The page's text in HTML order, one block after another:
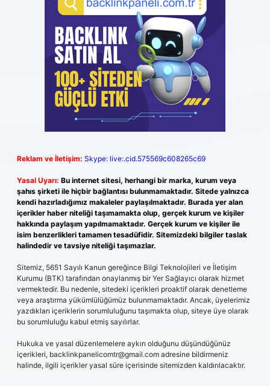
Reklam ve İletişim: Skype: live:.cid.575569c608265c69
Yasal Uyarı: Bu internet sitesi, herhangi bir marka, kurum veya
şahıs şirketi ile hiçbir bağlantısı bulunmamaktadır. Sitede yalnızca
kendi hazırladığımız makaleler paylaşılmaktadır. Burada yer alan
içerikler haber niteliği taşımamakta olup, gerçek kurum ve kişiler
hakkında paylaşım yapılmamaktadır. Gerçek kurum ve kişiler ile
isim benzerlikleri tamamen tesadüfidir. Sitemizdeki bilgiler taslak
halindedir ve tavsiye niteliği taşımazlar.
Sitemiz, 5651 Sayılı Kanun gereğince Bilgi Teknolojileri ve İletişim
Kurumu (BTK) tarafından onaylanmış bir Yer Sağlayıcı olarak hizmet
vermektedir. Bu nedenle, sitedeki içerikleri proaktif olarak denetleme
veya araştırma yükümlülüğümüz bulunmamaktadır. Ancak, üyelerimiz
yazdıkları içeriklerin sorumluluğunu taşımakta olup, siteye üye olarak
bu sorumluluğu kabul etmiş sayılırlar.
Hukuka ve yasal düzenlemelere aykırı olduğunu düşündüğünüz
içerikleri, backlinkpanelicomtr@gmail.com adresine bildirmeniz
halinde, ilgili içerikler yasal süre içerisinde sitemizden kaldırılacaktır.